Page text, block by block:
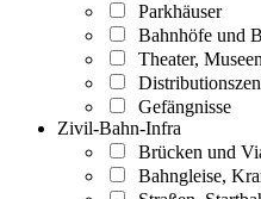
Parkhäuser
Bahnhöfe und
Theater, Museen
Gefängnisse
Zivil-Bahn-Infra
Brücken und
Bahngleise,